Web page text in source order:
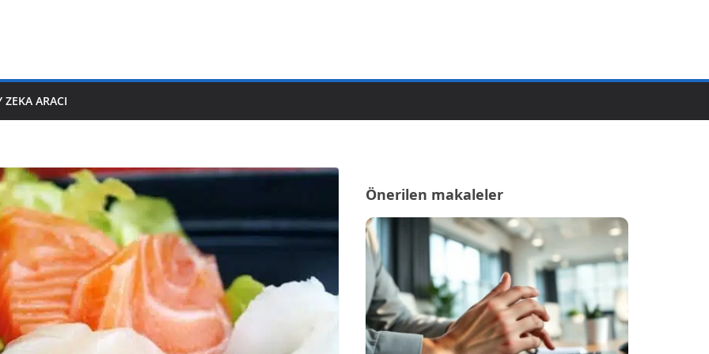
ZEKA ARACI
Önerilen makaleler